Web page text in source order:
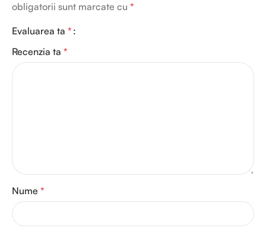
obligatorii sunt marcate cu *
Evaluarea ta *
Recenzia ta *
Nume *